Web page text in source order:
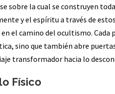
sobre la cual se construyen
y el espíritu a través de
el camino del ocultismo. Cada
sino que también abre
transformador hacia lo
Físico